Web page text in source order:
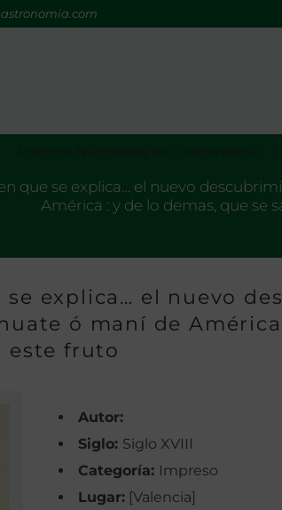
que se explica… el nuevo
América : y de lo demas, que se
explica… el nuevo
ó maní de
este fruto
Autor:
Siglo: Siglo XVIII
Categoría: Impreso
Lugar: [Valencia]